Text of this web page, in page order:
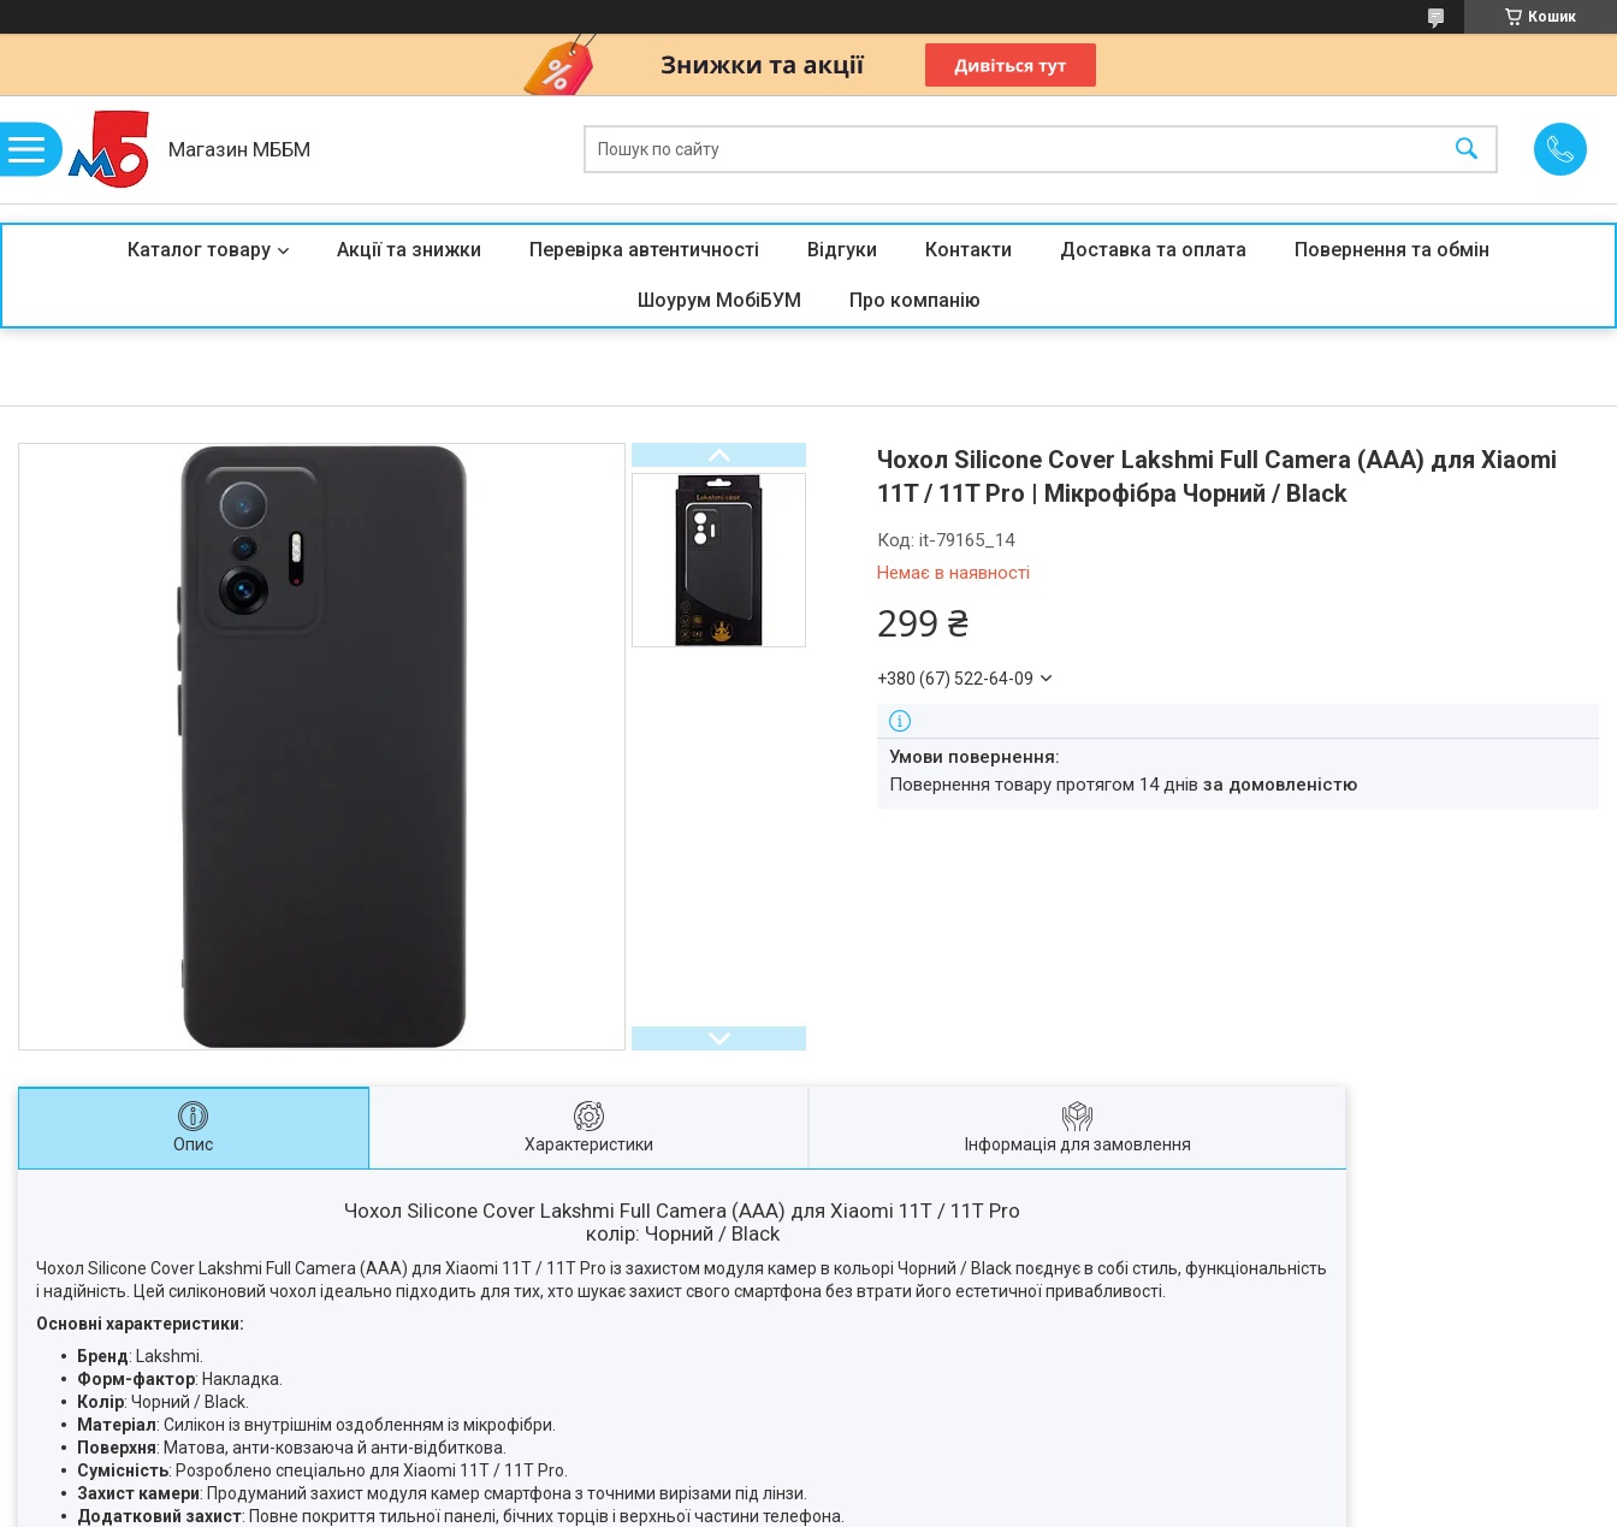
Кошик
Магазин МББМ
Каталог товару Акції та знижки Перевірка автентичності Відгуки Контакти Доставка та оплата Повернення та обмін
Шоурум МобіБУМ Про компанію
Чохол Silicone Cover Lakshmi Full Camera (AAA) для Xiaomi
11T / 11T Pro | Мікрофібра Чорний / Black
Немає в наявності
Код:it-79165_14
299 ₴
+380 (67) 522-64-09
повернення товару протягом 14 днівза домовленістю
Опис Характеристики Інформація для замовлення
Чохол Silicone Cover Lakshmi Full Camera (AAA) для Xiaomi 11T / 11T Pro
колір: Чорний / Black
Чохол Silicone Cover Lakshmi Full Camera (AAA) для Xiaomi 11T / 11T Pro із захистом модуля камер в кольорі Чорний / Black поєднує в собі стиль, функціональність
і надійність. Цей силіконовий чохол ідеально підходить для тих, хто шукає захист свого смартфона без втрати його естетичної привабливості.
Основні характеристики:
Бренд: Lakshmi.
Форм-фактор: Накладка.
Колір: Чорний / Black.
Матеріал: Силікон із внутрішнім оздобленням із мікрофібри.
Поверхня: Матова, анти-ковзаюча й анти-відбиткова.
Сумісність: Розроблено спеціально для Xiaomi 11T / 11T Pro.
Захист камери: Продуманий захист модуля камер смартфона з точними вирізами під лінзи.
Додатковий захист: Повне покриття тильної панелі, бічних торців і верхньої частини телефона.